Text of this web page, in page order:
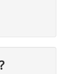
session